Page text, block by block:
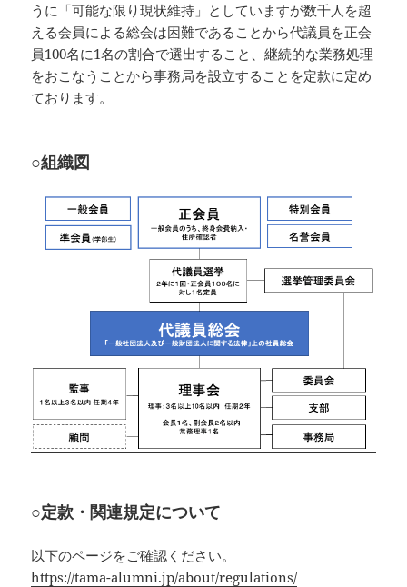
うに「可能な限り現状維持」としていますが数千人を超
える会員による総会は困難であることから代議員を正会
員100名に1名の割合で選出すること、継続的な業務処理
をおこなうことから事務局を設立することを定款に定め
ております。
○組織図
○定款・関連規定について
以下のページをご確認ください。
https://tama-alumni.jp/about/regulations/